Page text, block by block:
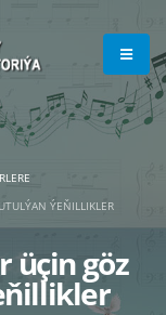
üçin göz
ÝEŇILLIKLER